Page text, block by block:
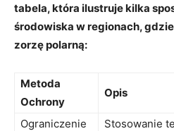
tabela, która ilustruje kilka
środowiska w regionach,
zorzę polarną:
Metoda
Ochrony
Opis
Ograniczenie
Stosowanie